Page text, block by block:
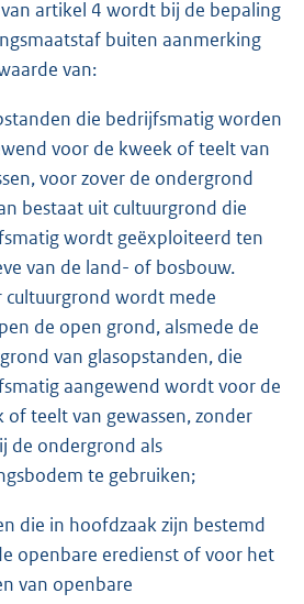
artikel 4 wordt bij de bepaling
buiten aanmerking
van:
die bedrijfsmatig worden
voor de kweek of teelt van
voor zover de ondergrond
bestaat uit cultuurgrond die
wordt geëxploiteerd ten
van de land- of bosbouw.
cultuurgrond wordt mede
de open grond, alsmede de
van glasopstanden, die
aangewend wordt voor de
of teelt van gewassen, zonder
de ondergrond als
te gebruiken;
die in hoofdzaak zijn bestemd
openbare eredienst of voor het
van openbare